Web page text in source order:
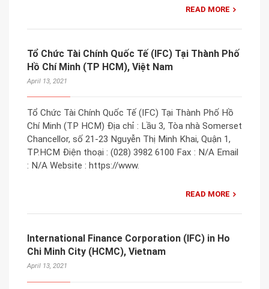
READ MORE
Tổ Chức Tài Chính Quốc Tế (IFC) Tại Thành Phố
Hồ Chí Minh (TP HCM), Việt Nam
April 13, 2021
Tổ Chức Tài Chính Quốc Tế (IFC) Tại Thành Phố Hồ
Chí Minh (TP HCM) Địa chỉ : Lầu 3, Tòa nhà Somerset
Chancellor, số 21-23 Nguyễn Thị Minh Khai, Quận 1,
TP.HCM Điện thoại : (028) 3982 6100 Fax : N/A Email
: N/A Website : https://www.
READ MORE
International Finance Corporation (IFC) in Ho
Chi Minh City (HCMC), Vietnam
April 13, 2021